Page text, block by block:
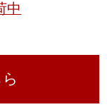
中